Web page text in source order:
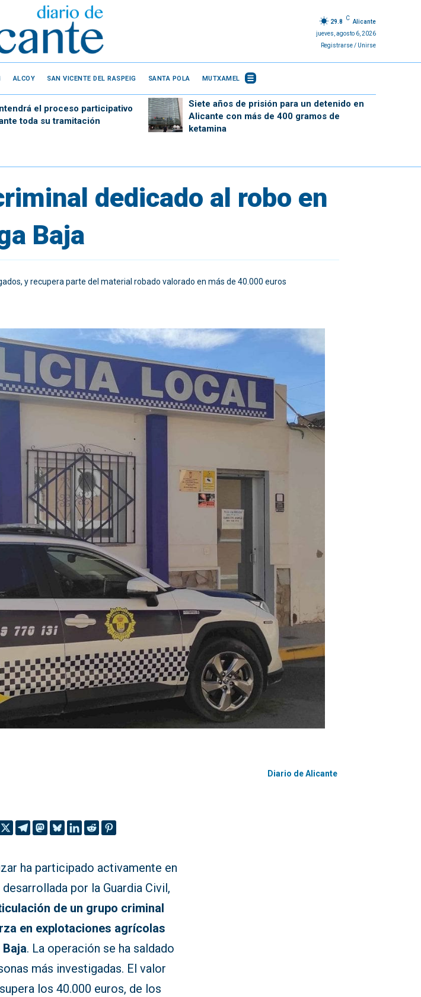
29.8
C
Alicante
jueves, agosto 6, 2026
Registrarse / Unirse
ALCOY SAN VICENTE DEL RASPEIG SANTA POLA MUTXAMEL
el proceso participativo
toda su tramitación
Siete años de prisión para un detenido en
Alicante con más de 400 gramos de
ketamina
dedicado al robo en
Baja
y recupera parte del material robado valorado en más de 40.000 euros
Diario de Alicante
ha participado activamente en
desarrollada por la Guardia Civil,
de un grupo criminal
en explotaciones agrícolas
. La operación se ha saldado
más investigadas. El valor
los 40.000 euros, de los